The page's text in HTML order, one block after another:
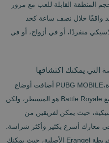
المنطقة القابلة للعب مع مرور
واقفًا خلال نصف ساعة كحد
منفردًا، أو في أزواج، أو في
التي يمكنك اكتشافها
على مر السنين ومع الإصدارات الجديدة،PUBG MOBILE أضافت أوضاع
لعب جديدة وخرائط جديدة. لا يزال وضع Battle Royale هو المسيطر، ولكن
حيث يمكن لفريقين من
معارك أسرع بكثير وأكثر شراسة.
وبالمثل، هناك أيضًا خرائط أصغر من خريطة Erangel الأصلية، حيث يمكنك